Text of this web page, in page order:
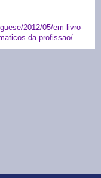
2012/05/em-livro-
da-profissao/